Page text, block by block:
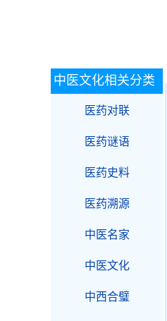
中医文化相关分类
医药对联
医药谜语
医药史料
医药溯源
中医名家
中医文化
中西合璧